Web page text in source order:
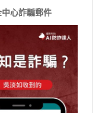
心詐騙郵件